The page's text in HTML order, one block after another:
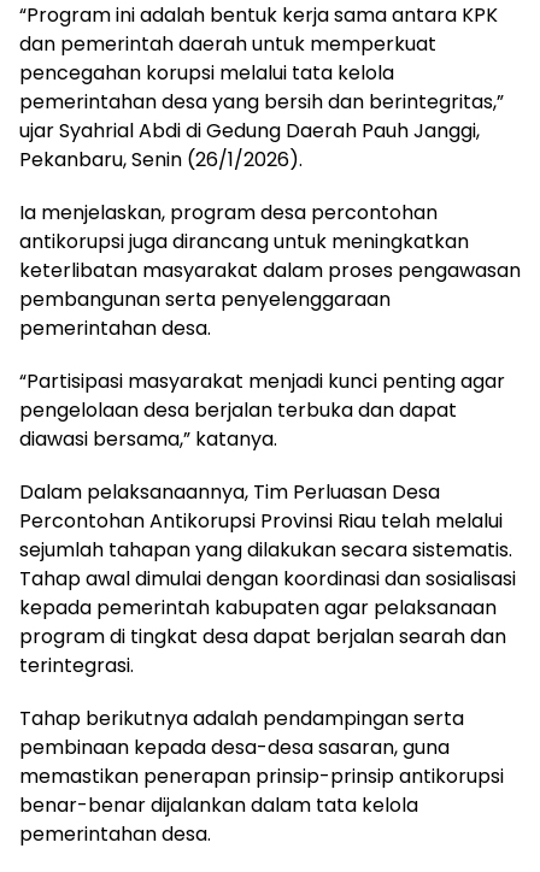
“Program ini adalah bentuk kerja sama antara KPK
dan pemerintah daerah untuk memperkuat
pencegahan korupsi melalui tata kelola
pemerintahan desa yang bersih dan berintegritas,”
ujar Syahrial Abdi di Gedung Daerah Pauh Janggi,
Pekanbaru, Senin (26/1/2026).
Ia menjelaskan, program desa percontohan
antikorupsi juga dirancang untuk meningkatkan
keterlibatan masyarakat dalam proses pengawasan
pembangunan serta penyelenggaraan
pemerintahan desa.
“Partisipasi masyarakat menjadi kunci penting agar
pengelolaan desa berjalan terbuka dan dapat
diawasi bersama,” katanya.
Dalam pelaksanaannya, Tim Perluasan Desa
Percontohan Antikorupsi Provinsi Riau telah melalui
sejumlah tahapan yang dilakukan secara sistematis.
Tahap awal dimulai dengan koordinasi dan sosialisasi
kepada pemerintah kabupaten agar pelaksanaan
program di tingkat desa dapat berjalan searah dan
terintegrasi.
Tahap berikutnya adalah pendampingan serta
pembinaan kepada desa-desa sasaran, guna
memastikan penerapan prinsip-prinsip antikorupsi
benar-benar dijalankan dalam tata kelola
pemerintahan desa.